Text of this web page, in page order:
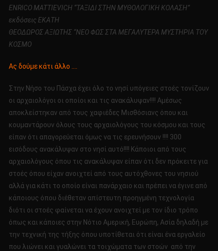
ENRICO MATTIEVICH “ΤΑΞΙΔΙ ΣΤΗΝ ΜΥΘΟΛΟΓΙΚΗ ΚΟΛΑΣΗ”
εκδόσεις ΕΚΑΤΗ
ΘΕΟΔΩΡΟΣ ΑΞΙΩΤΗΣ “ΝΕΟ ΦΩΣ ΣΤΑ ΜΕΓΑΛΥΤΕΡΑ ΜΥΣΤΗΡΙΑ ΤΟΥ
ΚΟΣΜΟ
Ας δούμε κάτι άλλο ….
Στην Νήσο του Πάσχα έχει όλο το νησί υπόγειες στοές τονίζουν
οι αρχαιολόγοι οι οποίοι και τις ανακάλυψαν!!!! Αμέσως
αποκλείστηκαν από τους χαφιέδες Μισθόσιανς όπου και
κουμαντάρουν όλους τους αρχαιολόγους του κόσμου και τους
είπαν ότι απαγορεύεται όμως να τις ερευνήσουν !!!! 300
εισόδους ανακάλυψαν στο νησί αυτό!!!! Κάποιοι από τους
αρχαιολόγους όπου τις ανακάλυψαν είπαν ότι δεν πρόκειτε για
στοές όπου είχαν ανοιχτεί από τους αυτόχθονες του νησιού
αλλά για κάτι το οποίο είναι πανάρχαιο και πρέπει να έγινε από
κάποιους όπου διέθεταν απίστευτη προηγμένη τεχνολογία
διότι οι στοές φαίνεται να έχουν ανοιχτεί με τον ίδιο τρόπο
όπως και κάποιες στην Νότιο Αμερική, Ευρώπη, Ασία δηλαδή με
την τεχνική της τήξης όπου υποτίθεται ότι είναι ένα εργαλείο
που λιώνει και γυαλώνει τα τοιχώματα των στοών από την